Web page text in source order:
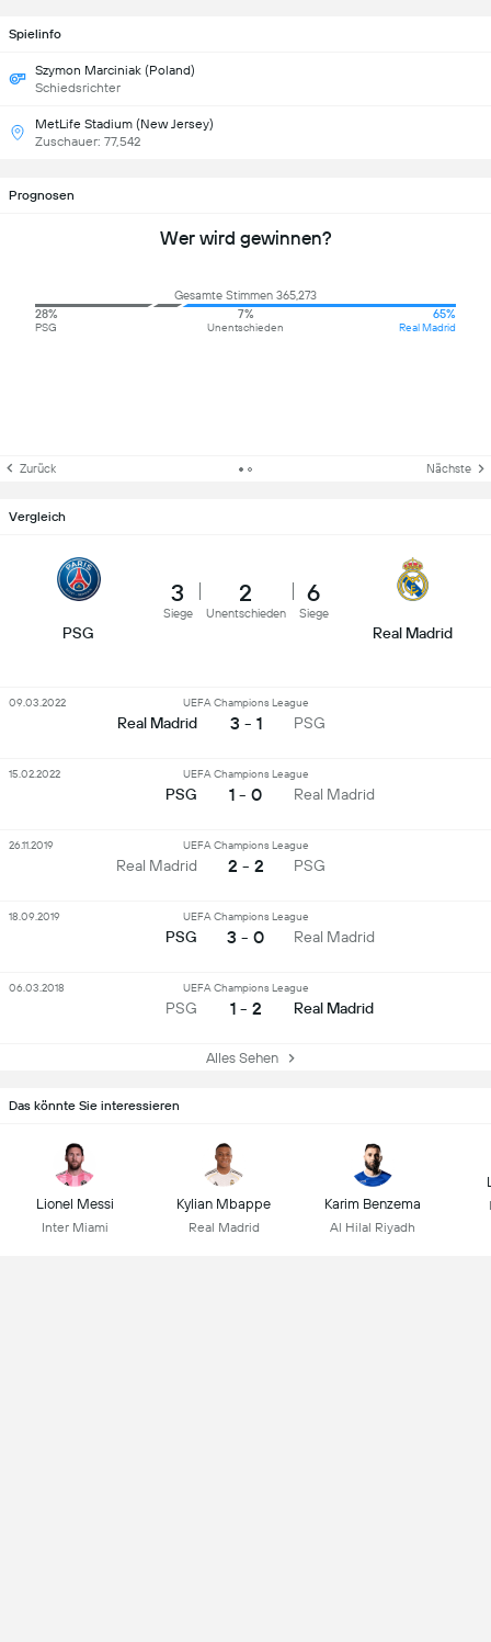
Spielinfo
Szymon Marciniak (Poland)
Schiedsrichter
MetLife Stadium (New Jersey)
Zuschauer: 77,542
Prognosen
Wer wird gewinnen?
Gesamte Stimmen 365,273
28%
PSG
7%
Unentschieden
65%
Real Madrid
Zurück Nächste
Vergleich
PSG
3
Siege
2
Unentschieden
6
Siege
Real Madrid
Real Madrid
UEFA Champions League
3 - 1 PSG
09.03.2022
PSG
UEFA Champions League
1 - 0 Real Madrid
15.02.2022
Real Madrid
UEFA Champions League
2 - 2 PSG
26.11.2019
PSG
UEFA Champions League
3 - 0 Real Madrid
18.09.2019
PSG
UEFA Champions League
1 - 2 Real Madrid
06.03.2018
Alles Sehen
Das könnte Sie interessieren
Lionel Messi
Inter Miami
Kylian Mbappe
Real Madrid
Karim Benzema
Al Hilal Riyadh